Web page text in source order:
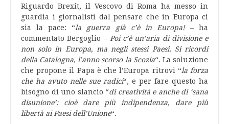
Riguardo Brexit, il Vescovo di Roma ha messo in
guardia i giornalisti dal pensare che in Europa ci
sia la pace: “la guerra già c’è in Europa!– ha
commentato Bergoglio – Poi c’è un’aria di divisione e
non solo in Europa, ma negli stessi Paesi. Si ricordi
della Catalogna, l’anno scorso la Scozia“. La soluzione
che propone il Papa è che l’Europa ritrovi “la forza
che ha avuto nelle sue radici“, e per fare questo ha
bisogno di uno slancio “di creatività e anche di ‘sana
disunione’: cioè dare più indipendenza, dare più
libertà ai Paesi dell’Unione“.